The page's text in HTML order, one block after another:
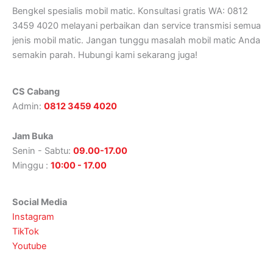
Bengkel spesialis mobil matic. Konsultasi gratis WA: 0812
3459 4020 melayani perbaikan dan service transmisi semua
jenis mobil matic. Jangan tunggu masalah mobil matic Anda
semakin parah. Hubungi kami sekarang juga!
CS Cabang
Admin: 0812 3459 4020
Jam Buka
Senin - Sabtu: 09.00-17.00
Minggu : 10:00 - 17.00
Social Media
Instagram
TikTok
Youtube